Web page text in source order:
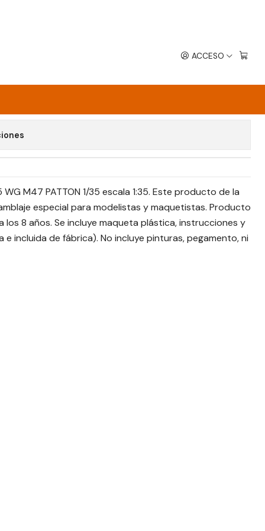
ACCESO
1/35
M47 PATTON 1/35 escala 1:35. Este producto de la
especial para modelistas y maquetistas. Producto
los 8 años. Se incluye maqueta plástica, instrucciones y
e incluida de fábrica). No incluye pinturas, pegamento, ni